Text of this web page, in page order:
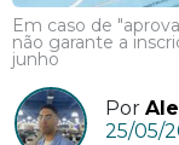
Em caso de
não garante a
junho
Por
25/05/